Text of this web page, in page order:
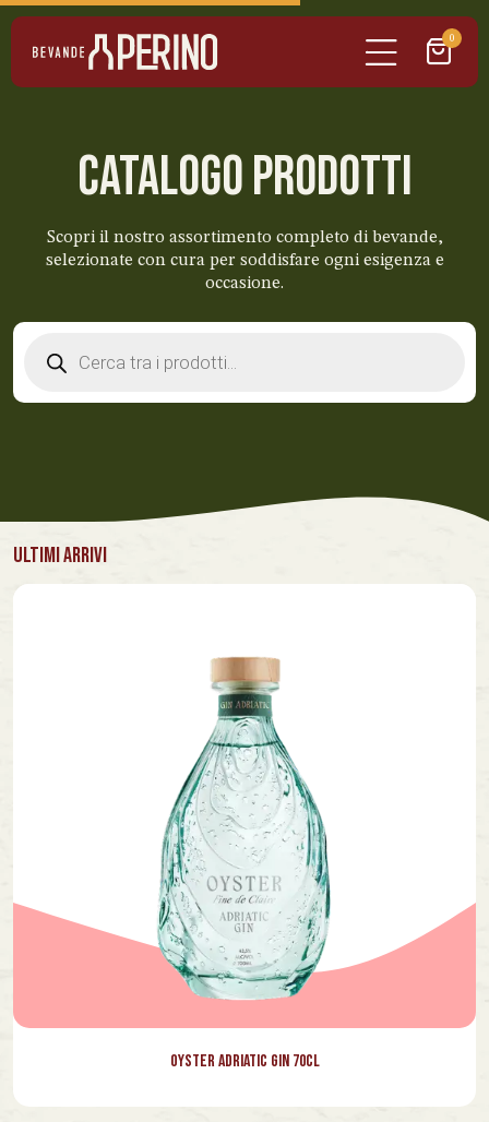
0
CATALOGO PRODOTTI
Scopri il nostro assortimento completo di bevande,
selezionate con cura per soddisfare ogni esigenza e
occasione.
search
ULTIMI ARRIVI
Oyster Adriatic Gin 70cl